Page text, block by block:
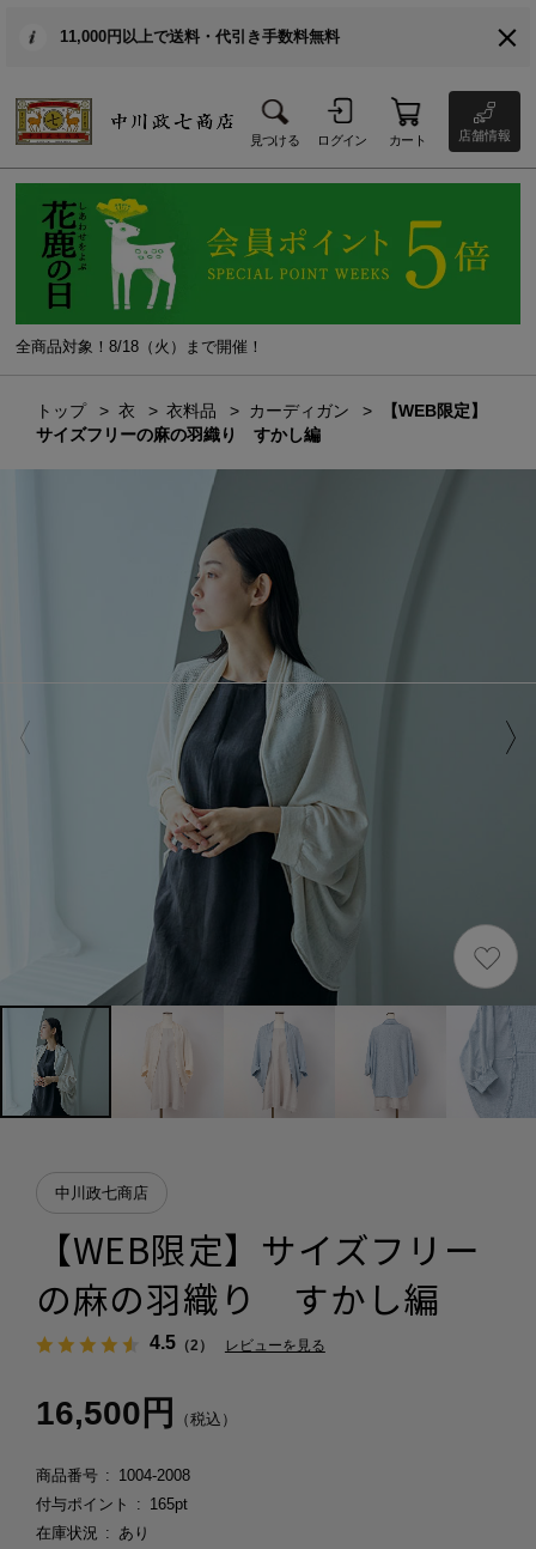
11,000円以上で送料・代引き手数料無料
見つける ログイン カート 店舗情報
全商品対象！8/18（火）まで開催！
トップ 衣 衣料品 カーディガン
【WEB限定】
サイズフリーの麻の羽織り すかし編
中川政七商店
【WEB限定】サイズフリー
の麻の羽織り すかし編
4.5（2） レビューを見る
16,500円 （税込）
商品番号
1004-2008
付与ポイント
165pt
在庫状況
あり